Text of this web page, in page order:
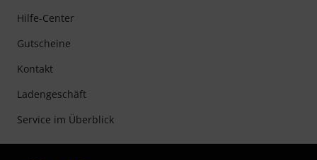
Hilfe-Center
Gutscheine
Kontakt
Ladengeschäft
Service im Überblick